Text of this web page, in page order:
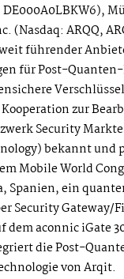
DE000A0LBKW6),
(Nasdaq: ARQQ,
führender
für Post-
zur
Security
bekannt und
Mobile World
Spanien, ein
Security Gateway/
dem aconnic iGate
die Post-
von Arqit.